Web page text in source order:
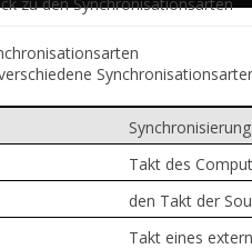
Takt des
den Takt der
Takt eines